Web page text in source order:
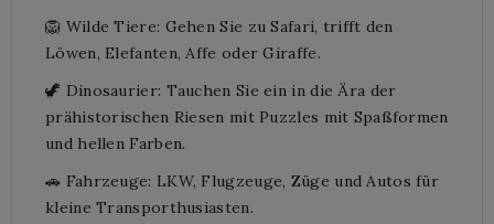
🦁 Wilde Tiere: Gehen Sie zu Safari, trifft den
Löwen, Elefanten, Affe oder Giraffe.
🦖 Dinosaurier: Tauchen Sie ein in die Ära der
prähistorischen Riesen mit Puzzles mit Spaßformen
und hellen Farben.
🚗 Fahrzeuge: LKW, Flugzeuge, Züge und Autos für
kleine Transporthusiasten.